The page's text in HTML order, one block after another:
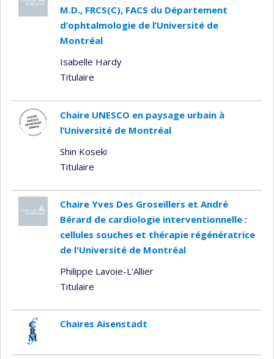
M.D., FRCS(C), FACS du Département
d’ophtalmologie de l’Université de
Montréal
Isabelle Hardy
Titulaire
Chaire UNESCO en paysage urbain à
l’Université de Montréal
Shin Koseki
Titulaire
Chaire Yves Des Groseillers et André
Bérard de cardiologie interventionnelle :
cellules souches et thérapie régénératrice
de l'Université de Montréal
Philippe Lavoie-L'Allier
Titulaire
Chaires Aisenstadt